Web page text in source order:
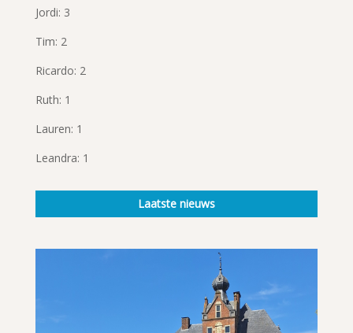
Jordi: 3
Tim: 2
Ricardo: 2
Ruth: 1
Lauren: 1
Leandra: 1
Laatste nieuws